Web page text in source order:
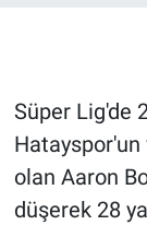
Süper Lig'de
Hatayspor'un
olan Aaron
düşerek 28
Gündem
Günün